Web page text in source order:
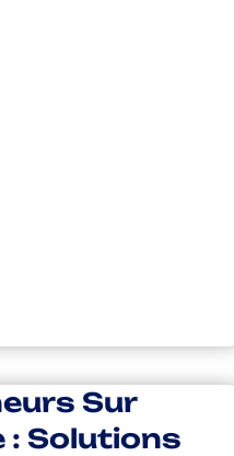
Sur
: Solutions